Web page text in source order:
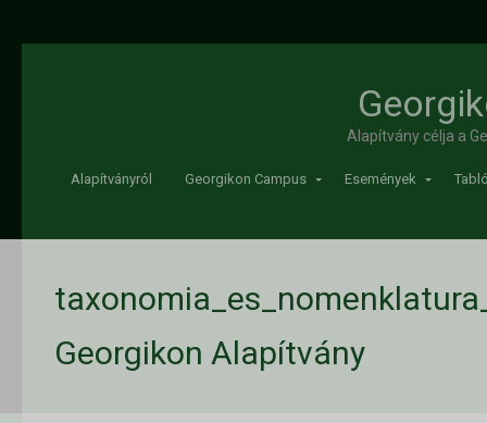
Alapítvány célja a
Alapítványról Georgikon Campus Események
Georgikon Alapítvány